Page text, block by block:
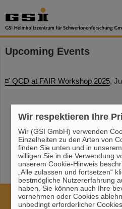
Upcoming Events
QCD at FAIR Workshop 2025,
Cookie Einstellungen
Wir respektieren Ihre
Wir (GSI GmbH) verwenden
Einzelheiten zu den Arten von
finden Sie unten und in
willigen Sie in die Verwendung
unserem Cookie-Hinweis
„Alle zulassen und fortsetzen“
bestmögliche Nutzererfahrung
haben. Sie können auch Ihre
vornehmen oder Cookies
unbedingt erforderlicher